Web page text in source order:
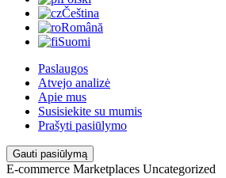
Čeština
Română
Suomi
Paslaugos
Atvejo analizė
Apie mus
Susisiekite su mumis
Prašyti pasiūlymo
Gauti pasiūlymą
E-commerce Marketplaces Uncategorized